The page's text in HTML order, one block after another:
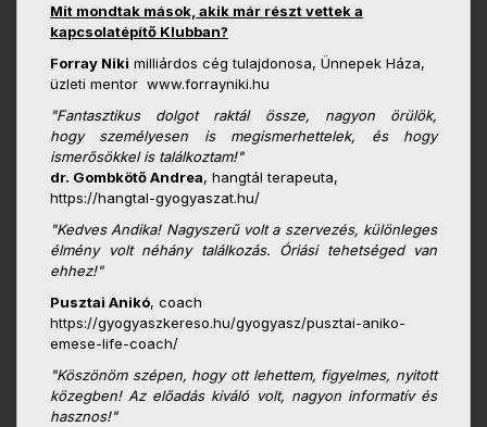
Mit mondtak mások, akik már részt vettek a
kapcsolatépítő Klubban?
Forray Niki milliárdos cég tulajdonosa, Ünnepek Háza,
üzleti mentor www.forrayniki.hu
"Fantasztikus dolgot raktál össze, nagyon örülök,
hogy személyesen is megismerhettelek, és hogy
ismerősökkel is találkoztam!"
dr. Gombkötő Andrea, hangtál terapeuta,
https://hangtal-gyogyaszat.hu/
"Kedves Andika! Nagyszerű volt a szervezés, különleges
élmény volt néhány találkozás. Óriási tehetséged van
ehhez!"
Pusztai Anikó, coach
https://gyogyaszkereso.hu/gyogyasz/pusztai-aniko-
emese-life-coach/
"Köszönöm szépen, hogy ott lehettem, figyelmes, nyitott
közegben! Az előadás kiváló volt, nagyon informatív és
hasznos!"